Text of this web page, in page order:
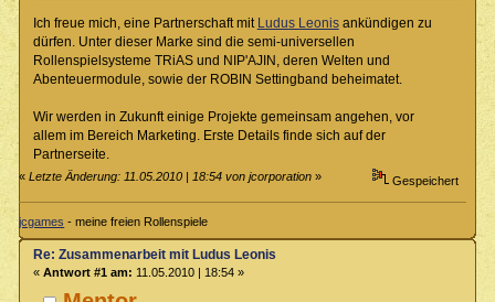
Ich freue mich, eine Partnerschaft mit Ludus Leonisankündigen zu
dürfen. Unter dieser Marke sind die semi-universellen
Rollenspielsysteme TRiAS und NIP'AJIN, deren Welten und
Abenteuermodule, sowie der ROBIN Settingband beheimatet.
Wir werden in Zukunft einige Projekte gemeinsam angehen, vor
allem im Bereich Marketing. Erste Details finde sich auf der
Partnerseite.
«Letzte Änderung: 11.05.2010 | 18:54 von jcorporation » Gespeichert
jcgames - meine freien Rollenspiele
Re: Zusammenarbeit mit Ludus Leonis
« Antwort #1 am: 11.05.2010 | 18:54 »